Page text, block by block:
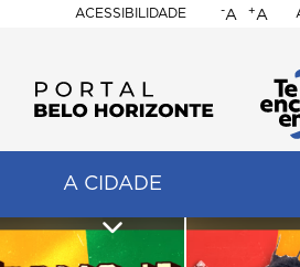
ACESSIBILIDADE
BELO
-A +A
A CIDADE